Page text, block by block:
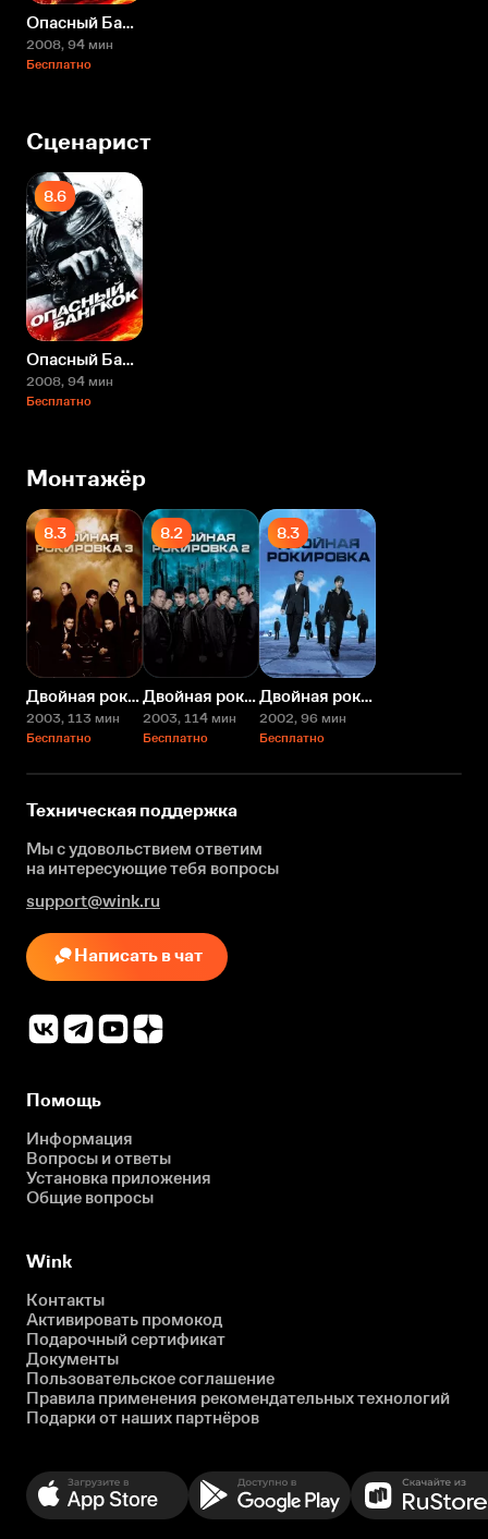
Опасный Бангкок
2008, 94 мин
Бесплатно
Сценарист
8.6
Опасный Бангкок
2008, 94 мин
Бесплатно
Монтажёр
8.3
Двойная рокировка 3
2003, 113 мин
Бесплатно
8.2
Двойная рокировка 2
2003, 114 мин
Бесплатно
8.3
Двойная рокировка
2002, 96 мин
Бесплатно
Техническая поддержка
Мы с удовольствием ответим
на интересующиетебя вопросы
support@wink.ru
Написать в чат
Помощь
Информация
Вопросы и ответы
Установка приложения
Общие вопросы
Wink
Контакты
Активировать промокод
Подарочный сертификат
Документы
Пользовательское соглашение
Правила применения рекомендательных технологий
Подарки от наших партнёров